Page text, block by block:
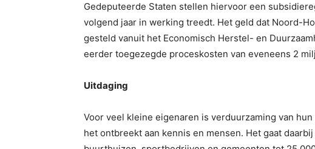
Gedeputeerde Staten stellen hiervoor een
volgend jaar in werking treedt. Het geld dat Noord-
gesteld vanuit het Economisch Herstel- en
eerder toegezegde proceskosten van eveneens 2
Uitdaging
Voor veel kleine eigenaren is verduurzaming van
het ontbreekt aan kennis en mensen. Het gaat